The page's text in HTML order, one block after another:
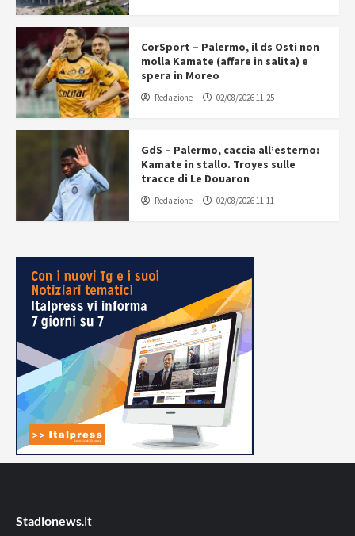
CorSport – Palermo, il ds Osti non
molla Kamate (affare in salita) e
spera in Moreo
Redazione 02/08/2026 11:25
GdS – Palermo, caccia all’esterno:
Kamate in stallo. Troyes sulle
tracce di Le Douaron
Redazione 02/08/2026 11:11
Stadionews.it